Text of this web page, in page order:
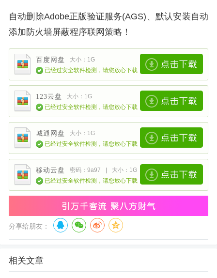
自动删除Adobe正版验证服务(AGS)、默认安装自动
添加防火墙屏蔽程序联网策略！
百度网盘
大小：1G
已经过安全软件检测，请您放心下载
123云盘
大小：1G
已经过安全软件检测，请您放心下载
城通网盘
大小：1G
已经过安全软件检测，请您放心下载
移动云盘 密码：9a97 |
大小：1G
已经过安全软件检测，请您放心下载
分享给朋友：
相关文章